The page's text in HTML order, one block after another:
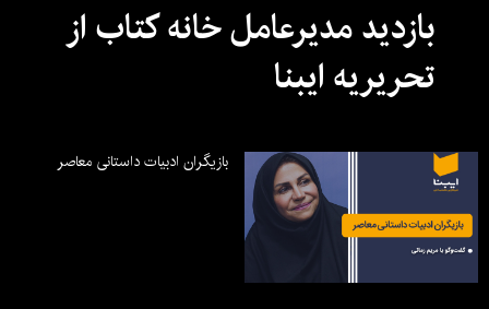
بازدید مدیرعامل خانه کتاب از
تحریریه ایبنا
بازیگران ادبیات داستانی معاصر